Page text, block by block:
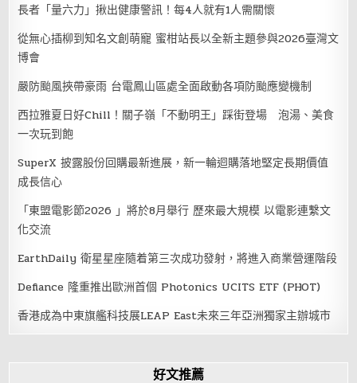
長者「量六力」揪出健康警訊！每4人就有1人需關懷
從無心插柳到知名文創萌寵 蜜柑站長以全新主題參與2026臺灣文
博會
嚴防颱風挾帶豪雨 台電鳳山區處全面啟動各項防颱應變機制
西拉雅夏日好Chill！關子嶺「不動明王」踩街登場 泡湯、美食
一次玩到飽
SuperX 披露股份回購最新進展，新一輪迴購落地堅定長期價值
成長信心
「東盟電影節2026 」將於8月舉行 歷來最大規模 以電影連繫文
化交流
EarthDaily 衛星星座隨着第三次成功發射，將進入商業營運階段
Defiance 隆重推出歐洲首個 Photonics UCITS ETF (PHOT)
香港成為中東旗艦科技展LEAP East未來三年亞洲獨家主辦城市
好文推薦